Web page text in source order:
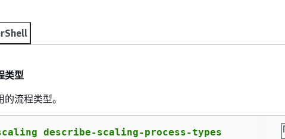
类型
流程类型。
describe-scaling-process-types